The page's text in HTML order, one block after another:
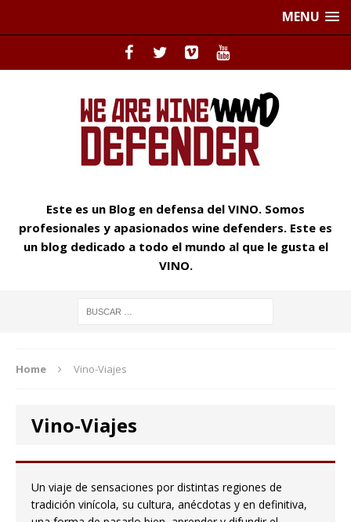
MENU
Este es un Blog en defensa del VINO. Somos
profesionales y apasionados wine defenders. Este es
un blog dedicado a todo el mundo al que le gusta el
VINO.
Home Vino-Viajes
Vino-Viajes
Un viaje de sensaciones por distintas regiones de
tradición vinícola, su cultura, anécdotas y en definitiva,